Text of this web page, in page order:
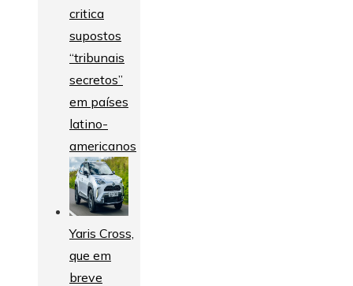
critica
supostos
“tribunais
secretos”
em países
latino-
americanos
Yaris Cross,
que em
breve